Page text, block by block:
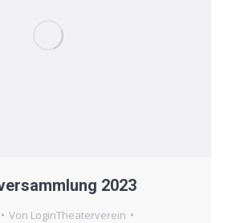
2023
Von LoginTheaterverein